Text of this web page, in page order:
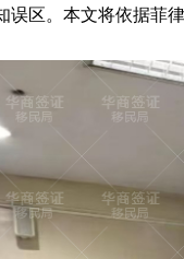
误区。本文将依据菲